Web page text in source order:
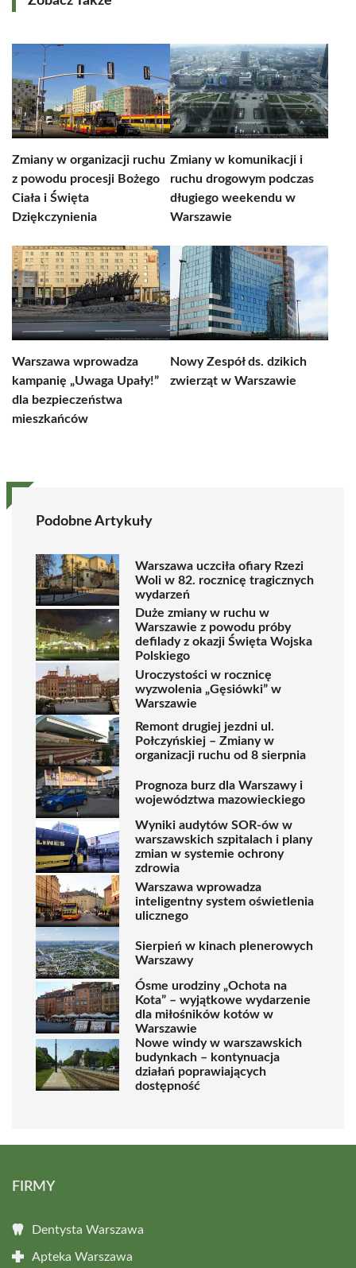
Zmiany w organizacji ruchu
z powodu procesji Bożego
Ciała i Święta
Dziękczynienia
Zmiany w komunikacji i
ruchu drogowym podczas
długiego weekendu w
Warszawie
Warszawa wprowadza
kampanię „Uwaga Upały!”
dla bezpieczeństwa
mieszkańców
Nowy Zespół ds. dzikich
zwierząt w Warszawie
Podobne Artykuły
Warszawa uczciła ofiary Rzezi
Woli w 82. rocznicę tragicznych
wydarzeń
Duże zmiany w ruchu w
Warszawie z powodu próby
defilady z okazji Święta Wojska
Polskiego
Uroczystości w rocznicę
wyzwolenia „Gęsiówki” w
Warszawie
Remont drugiej jezdni ul.
Połczyńskiej – Zmiany w
organizacji ruchu od 8 sierpnia
Prognoza burz dla Warszawy i
województwa mazowieckiego
Wyniki audytów SOR-ów w
warszawskich szpitalach i plany
zmian w systemie ochrony
zdrowia
Warszawa wprowadza
inteligentny system oświetlenia
ulicznego
Sierpień w kinach plenerowych
Warszawy
Ósme urodziny „Ochota na
Kota” – wyjątkowe wydarzenie
dla miłośników kotów w
Warszawie
Nowe windy w warszawskich
budynkach – kontynuacja
działań poprawiających
dostępność
FIRMY
Dentysta Warszawa
Apteka Warszawa